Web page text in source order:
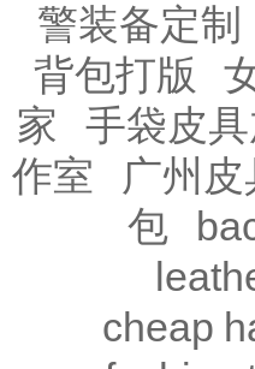
警装备定制
背包打版
家
手袋皮
作室
广州
包
cheap